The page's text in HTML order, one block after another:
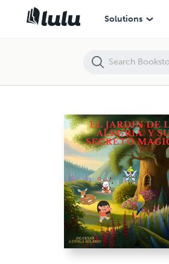
Solutions
EL JARDIN DE LA ALEGRIA Y SU SECRETO